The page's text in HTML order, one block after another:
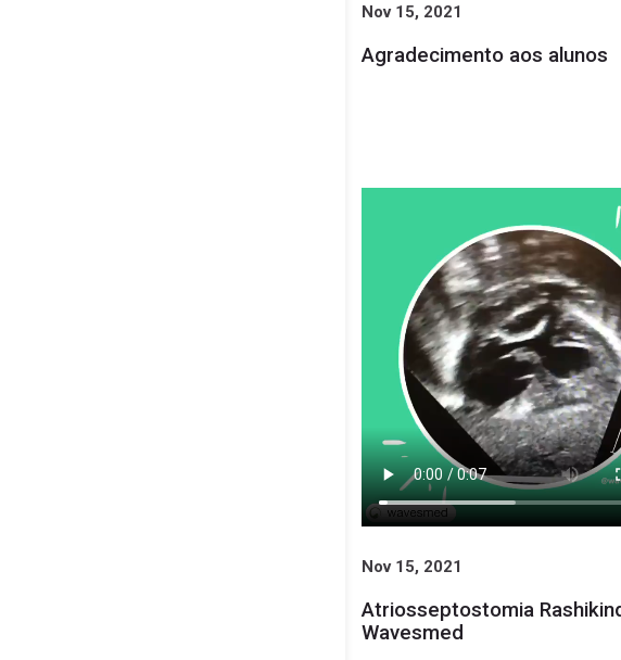
Nov 15, 2021
Agradecimento aos alunos
Nov 15, 2021
Atriosseptostomia
Wavesmed